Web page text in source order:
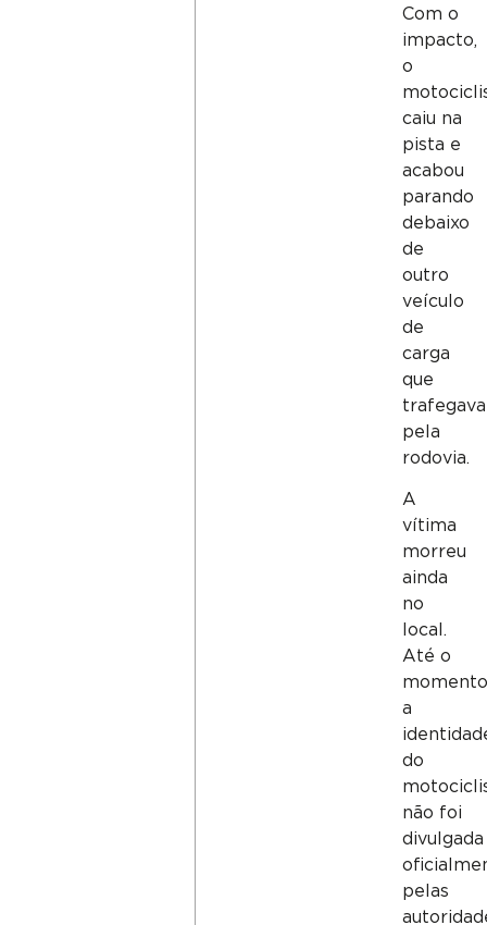
Com o
impacto,
o
caiu na
pista e
acabou
parando
debaixo
de
outro
veículo
de
carga
que
trafegava
pela
rodovia.
A
vítima
morreu
ainda
no
local.
Até o
a
do
não foi
divulgada
pelas